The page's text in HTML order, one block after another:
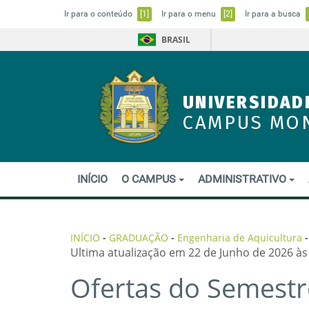
Ir para o conteúdo [1] Ir para o menu [2] Ir para a busca
BRASIL
CAMPUS
INÍCIO O CAMPUS ADMINISTRATIVO
INÍCIO - GRADUAÇÃO - Engenharia de Aquicultura
Ultima atualização em 22 de Junho de 2026
Ofertas do